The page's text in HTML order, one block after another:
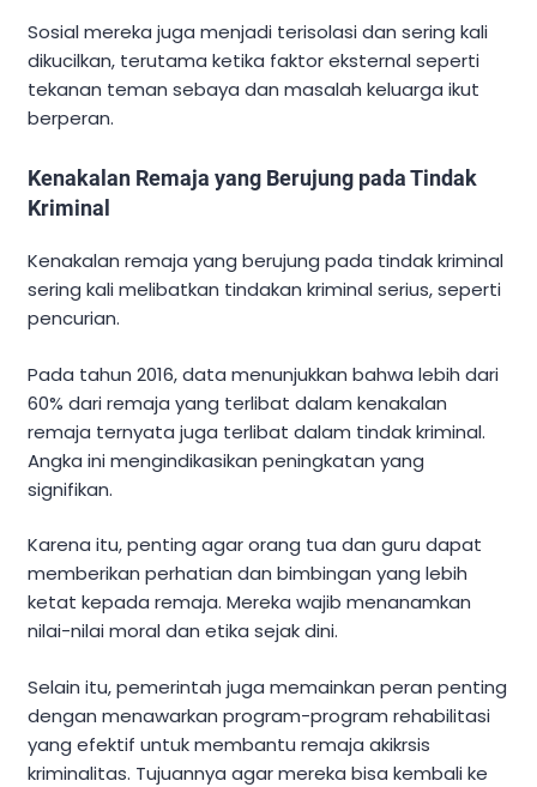
Sosial mereka juga menjadi terisolasi dan sering kali
dikucilkan, terutama ketika faktor eksternal seperti
tekanan teman sebaya dan masalah keluarga ikut
berperan.
Kenakalan Remaja yang Berujung pada Tindak
Kriminal
Kenakalan remaja yang berujung pada tindak kriminal
sering kali melibatkan tindakan kriminal serius, seperti
pencurian.
Pada tahun 2016, data menunjukkan bahwa lebih dari
60% dari remaja yang terlibat dalam kenakalan
remaja ternyata juga terlibat dalam tindak kriminal.
Angka ini mengindikasikan peningkatan yang
signifikan.
Karena itu, penting agar orang tua dan guru dapat
memberikan perhatian dan bimbingan yang lebih
ketat kepada remaja. Mereka wajib menanamkan
nilai-nilai moral dan etika sejak dini.
Selain itu, pemerintah juga memainkan peran penting
dengan menawarkan program-program rehabilitasi
yang efektif untuk membantu remaja akikrsis
kriminalitas. Tujuannya agar mereka bisa kembali ke